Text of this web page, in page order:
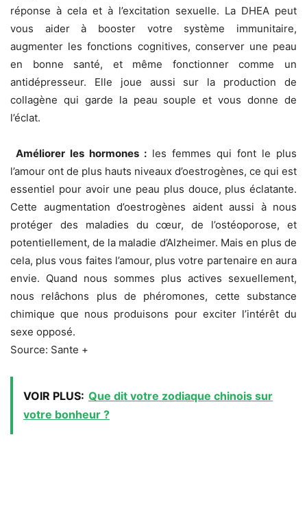
réponse à cela et à l’excitation sexuelle. La DHEA peut
vous aider à booster votre système immunitaire,
augmenter les fonctions cognitives, conserver une peau
en bonne santé, et même fonctionner comme un
antidépresseur. Elle joue aussi sur la production de
collagène qui garde la peau souple et vous donne de
l’éclat.
Améliorer les hormones : les femmes qui font le plus
l’amour ont de plus hauts niveaux d’oestrogènes, ce qui est
essentiel pour avoir une peau plus douce, plus éclatante.
Cette augmentation d’oestrogènes aident aussi à nous
protéger des maladies du cœur, de l’ostéoporose, et
potentiellement, de la maladie d’Alzheimer. Mais en plus de
cela, plus vous faites l’amour, plus votre partenaire en aura
envie. Quand nous sommes plus actives sexuellement,
nous relâchons plus de phéromones, cette substance
chimique que nous produisons pour exciter l’intérêt du
sexe opposé.
Source: Sante +
VOIR PLUS: Que dit votre zodiaque chinois sur
votre bonheur ?